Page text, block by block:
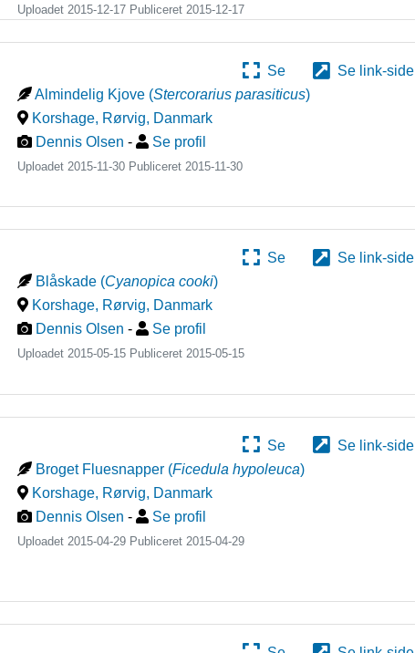
Uploadet 2015-12-17 Publiceret2015-12-17
Se
Se link-side
Almindelig Kjove (Stercorarius parasiticus)
Korshage, Rørvig, Danmark
Dennis Olsen - Se profil
Uploadet 2015-11-30 Publiceret2015-11-30
Se
Se link-side
Blåskade (Cyanopica cooki)
Korshage, Rørvig, Danmark
Dennis Olsen - Se profil
Uploadet 2015-05-15 Publiceret2015-05-15
Se
Se link-side
Broget Fluesnapper (Ficedula hypoleuca)
Korshage, Rørvig, Danmark
Dennis Olsen - Se profil
Uploadet 2015-04-29 Publiceret 2015-04-29